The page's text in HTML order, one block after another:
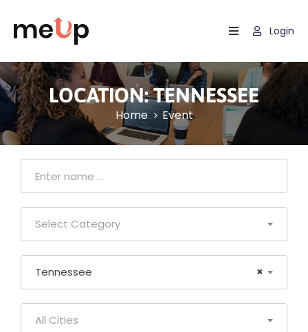
Listing
Page
Blog
Login
LOCATION:TENNESSEE
Home Event
Select Category
×
Tennessee
All Cities